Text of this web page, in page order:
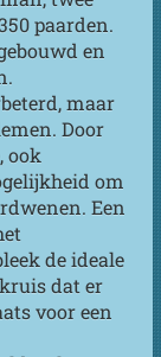
paarden.
en
maar
Door
ook
om
Een
de ideale
dat er
voor een